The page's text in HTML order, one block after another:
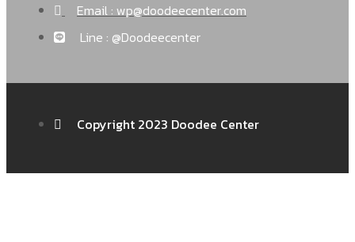
Email : wp@doodeecenter.com
Line : @Doodeecenter
Copyright 2023 Doodee Center